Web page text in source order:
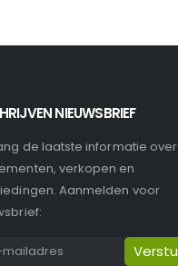
NIEUWSBRIEF
de laatste informatie over
verkopen en
Aanmelden voor